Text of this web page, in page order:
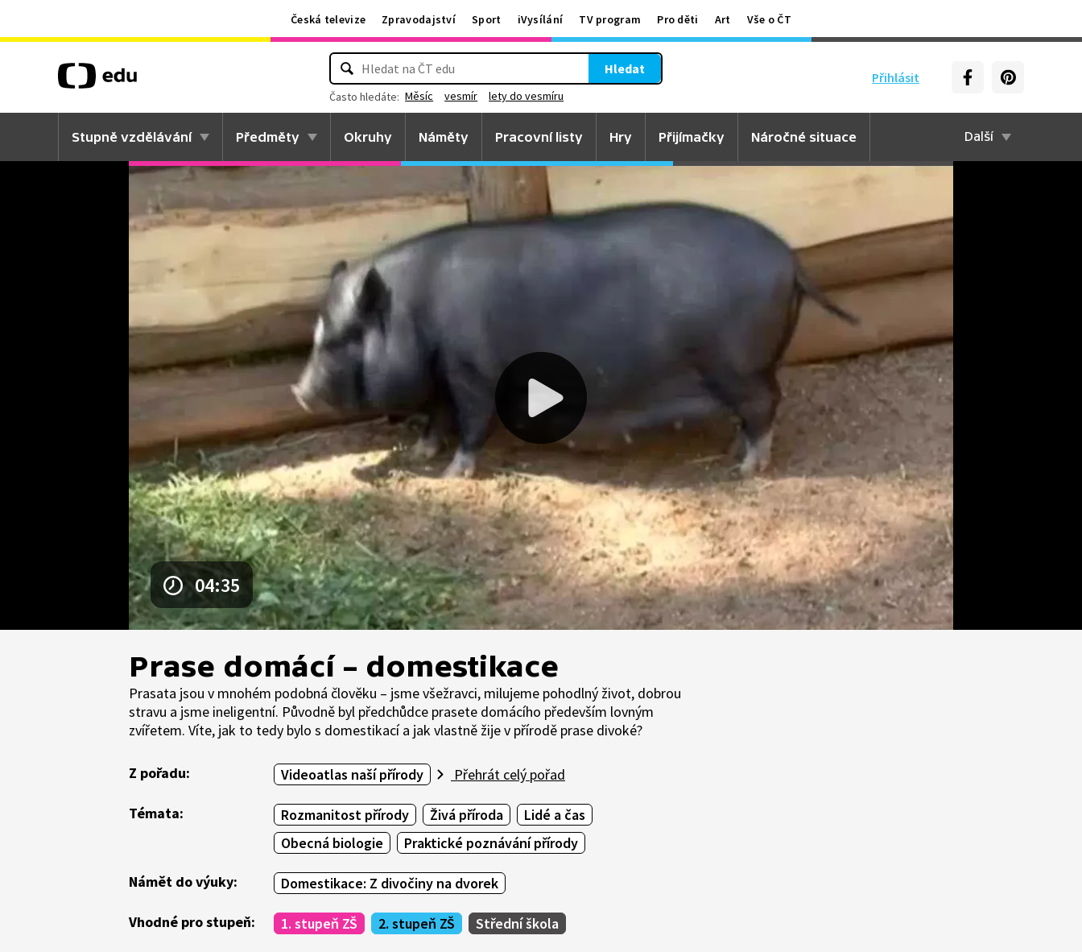
Česká televize Zpravodajství Sport iVysílání TV program Pro děti Art Vše o ČT
Přihlásit
Hledat
Často hledáte: Měsíc vesmír lety do vesmíru
Stupně vzdělávání Předměty Okruhy Náměty Pracovní listy Hry Přijímačky Náročné situace Další
04:35
Prase domácí – domestikace
Prasata jsou v mnohém podobná člověku – jsme všežravci, milujeme pohodlný život, dobrou
stravu a jsme ineligentní. Původně byl předchůdce prasete domácího především lovným
zvířetem. Víte, jak to tedy bylo s domestikací a jak vlastně žije v přírodě prase divoké?
Z pořadu: Videoatlas naší přírody Přehrát celý pořad
Témata: Rozmanitost přírody Živá příroda
Lidé a čas
Obecná biologie
Praktické poznávání přírody
Námět do výuky: Domestikace: Z divočiny na dvorek
Vhodné pro stupeň: 1. stupeň ZŠ 2. stupeň ZŠ Střední škola